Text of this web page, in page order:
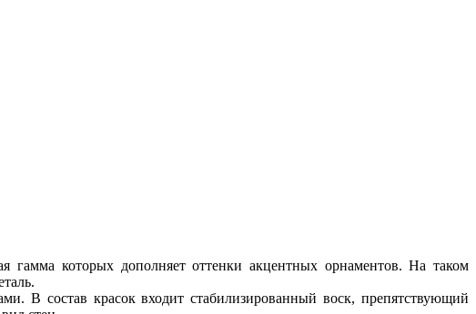
которых дополняет оттенки акцентных орнаментов. На таком
В состав красок входит стабилизированный воск, препятствующий